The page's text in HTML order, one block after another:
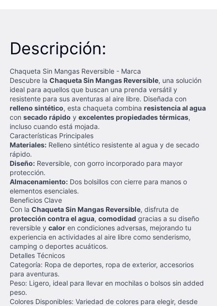
Descripción:
Chaqueta Sin Mangas Reversible - Marca
Descubre la Chaqueta Sin Mangas Reversible, una solución
ideal para aquellos que buscan una prenda versátil y
resistente para sus aventuras al aire libre. Diseñada con
relleno sintético, esta chaqueta combina resistencia al agua
con secado rápido y excelentes propiedades térmicas,
incluso cuando está mojada.
Características Principales
Materiales: Relleno sintético resistente al agua y de secado
rápido.
Diseño: Reversible, con gorro incorporado para mayor
protección.
Almacenamiento: Dos bolsillos con cierre para manos o
elementos esenciales.
Beneficios Clave
Con la Chaqueta Sin Mangas Reversible, disfruta de
protección contra el agua, comodidad gracias a su diseño
reversible y calor en condiciones adversas, mejorando tu
experiencia en actividades al aire libre como senderismo,
camping o deportes acuáticos.
Detalles Técnicos
Categoría: Ropa de deportes, ropa de exterior, accesorios
para aventuras.
Peso: Ligero, ideal para llevar en mochilas o bolsos sin added
peso.
Colores Disponibles: Variedad de colores para elegir, desde